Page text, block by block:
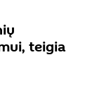
teigia